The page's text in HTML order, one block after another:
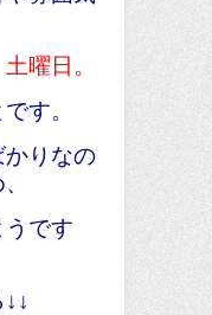
曜日。
す。
かりなの
です